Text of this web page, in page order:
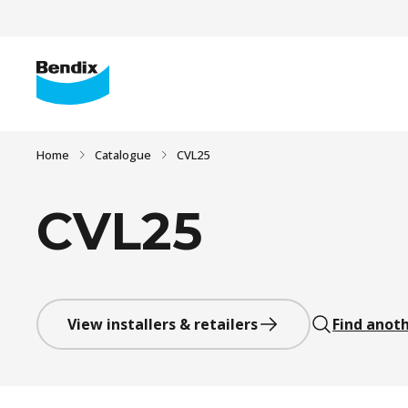
Home Catalogue CVL25
CVL25
View installers & retailers Find